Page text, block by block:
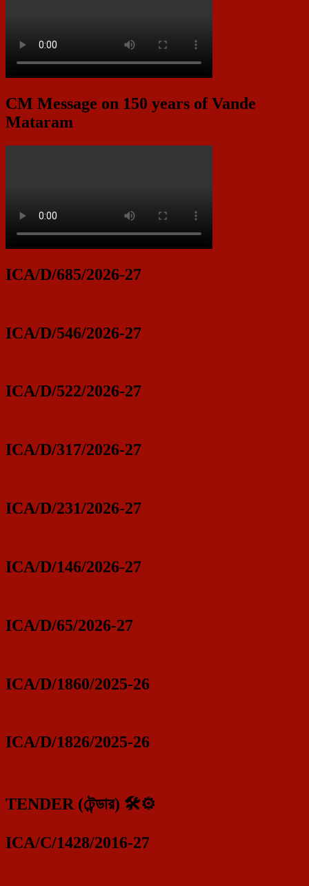
CM Message on 150 years of Vande
Mataram
ICA/D/685/2026-27
ICA/D/546/2026-27
ICA/D/522/2026-27
ICA/D/317/2026-27
ICA/D/231/2026-27
ICA/D/146/2026-27
ICA/D/65/2026-27
ICA/D/1860/2025-26
ICA/D/1826/2025-26
TENDER (টেন্ডার) 🛠️⚙️
ICA/C/1428/2016-27